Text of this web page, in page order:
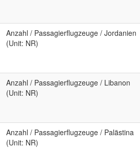
Anzahl / Passagierflugzeuge / Jordanien
(Unit: NR)
Anzahl / Passagierflugzeuge / Libanon
(Unit: NR)
Anzahl / Passagierflugzeuge / Palästina
(Unit: NR)